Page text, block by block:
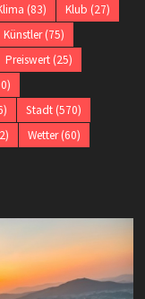
(83) Klub (27)
Künstler(75)
Preiswert(25)
Stadt(570)
Wetter(60)